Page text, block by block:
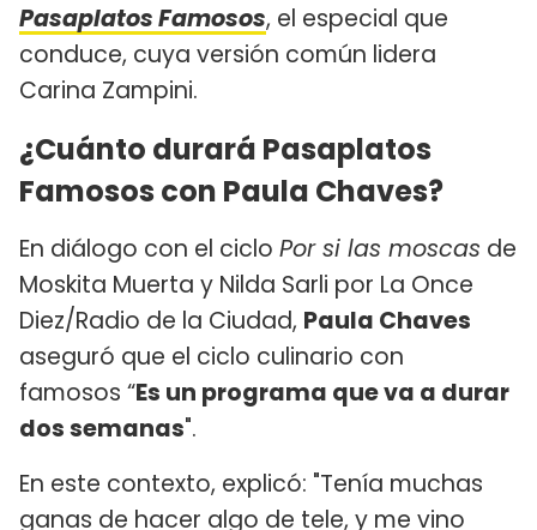
Pasaplatos Famosos, el especial que
conduce, cuya versión común lidera
Carina Zampini.
¿Cuánto durará Pasaplatos
Famosos con Paula Chaves?
En diálogo con el ciclo Por si las moscas de
Moskita Muerta y Nilda Sarli por La Once
Diez/Radio de la Ciudad, Paula Chaves
aseguró que el ciclo culinario con
famosos “Es un programa que va a durar
dos semanas".
En este contexto, explicó: "Tenía muchas
ganas de hacer algo de tele, y me vino